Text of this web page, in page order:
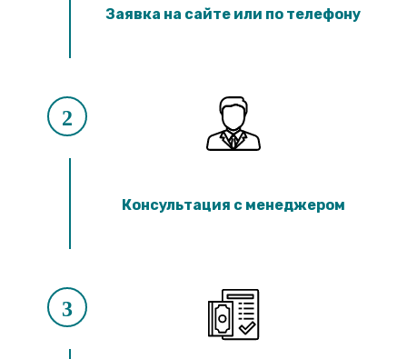
Лотки ЛК 75.60.60
Лотки ЛК 300.150.45
Лотки ЛК 75.120.45
Лотки ЛК 75.90.45
Лотки ЛК 300.60.45
Лотки ЛК 75.60.30
Лотки ЛК 300.60.30
Лотки ЛК 75.45.30
Лотки ЛК 300.45.30
Заявка на сайте или по телефону
2
Консультация с менеджером
3